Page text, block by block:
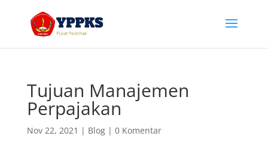
Tujuan Manajemen
Perpajakan
Nov 22, 2021 | Blog| 0 Komentar